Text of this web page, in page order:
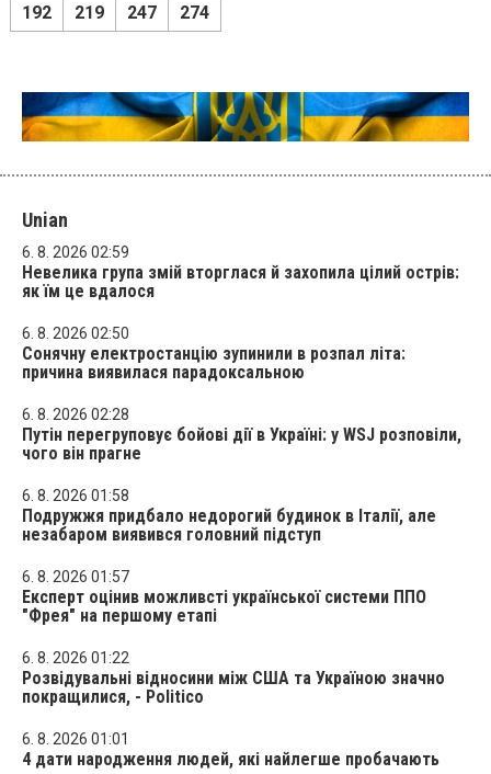
192
219 247 274
Unian
6. 8. 2026 02:59
Невелика група змій вторглася й захопила цілий острів:
як їм це вдалося
6. 8. 2026 02:50
Сонячну електростанцію зупинили в розпал літа:
причина виявилася парадоксальною
6. 8. 2026 02:28
Путін перегруповує бойові дії в Україні: у WSJ розповіли,
чого він прагне
6. 8. 2026 01:58
Подружжя придбало недорогий будинок в Італії, але
незабаром виявився головний підступ
6. 8. 2026 01:57
Експерт оцінив можливсті української системи ППО
"Фрея" на першому етапі
6. 8. 2026 01:22
Розвідувальні відносини між США та Україною значно
покращилися, - Politico
6. 8. 2026 01:01
4 дати народження людей, які найлегше пробачають